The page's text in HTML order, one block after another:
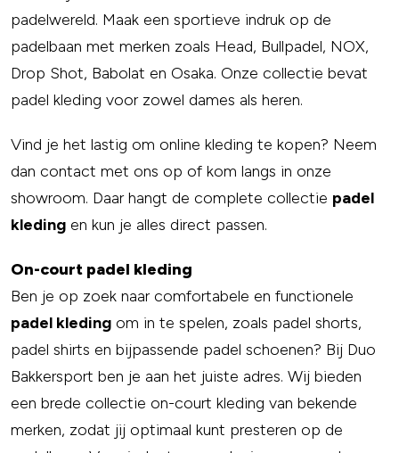
padelwereld. Maak een sportieve indruk op de
padelbaan met merken zoals Head, Bullpadel, NOX,
Drop Shot, Babolat en Osaka. Onze collectie bevat
padel kleding voor zowel dames als heren.
Vind je het lastig om online kleding te kopen? Neem
dan contact met ons op of kom langs in onze
showroom. Daar hangt de complete collectie padel
kleding en kun je alles direct passen.
On-court padel kleding
Ben je op zoek naar comfortabele en functionele
padel kleding om in te spelen, zoals padel shorts,
padel shirts en bijpassende padel schoenen? Bij Duo
Bakkersport ben je aan het juiste adres. Wij bieden
een brede collectie on-court kleding van bekende
merken, zodat jij optimaal kunt presteren op de